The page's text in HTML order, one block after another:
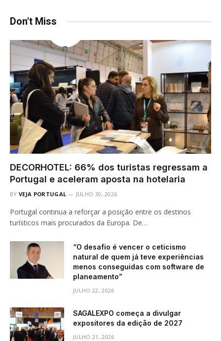
Don't Miss
DECORHOTEL: 66% dos turistas regressam a
Portugal e aceleram aposta na hotelaria
BY VEJA PORTUGAL JULHO 30, 2026
Portugal continua a reforçar a posição entre os destinos
turísticos mais procurados da Europa. De…
“O desafio é vencer o ceticismo
natural de quem já teve experiências
menos conseguidas com software de
planeamento”
JULHO 22, 2026
SAGALEXPO começa a divulgar
expositores da edição de 2027
JULHO 21, 2026